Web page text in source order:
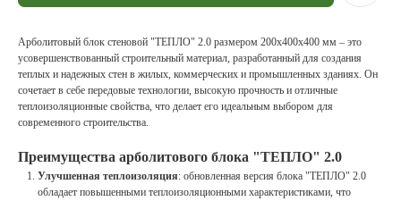
Арболитовый блок стеновой "ТЕПЛО" 2.0 размером 200х400х400 мм – это
усовершенствованный строительный материал, разработанный для создания
теплых и надежных стен в жилых, коммерческих и промышленных зданиях. Он
сочетает в себе передовые технологии, высокую прочность и отличные
теплоизоляционные свойства, что делает его идеальным выбором для
современного строительства.
Преимущества арболитового блока "ТЕПЛО" 2.0
Улучшенная теплоизоляция: обновленная версия блока "ТЕПЛО" 2.0
обладает повышенными теплоизоляционными характеристиками, что